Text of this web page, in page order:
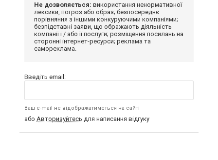
Не дозволяється: використання ненормативної
лексики, погроз або образ; безпосереднє
порівняння з іншими конкуруючими компаніями;
безпідставні заяви, що ображають діяльність
компанії і / або її послуги; розміщення посилань на
сторонні інтернет-ресурси; реклама та
самореклама.
Введіть email:
Ваш e-mail не відображатиметься на сайті
або Авторизуйтесь для написання відгуку